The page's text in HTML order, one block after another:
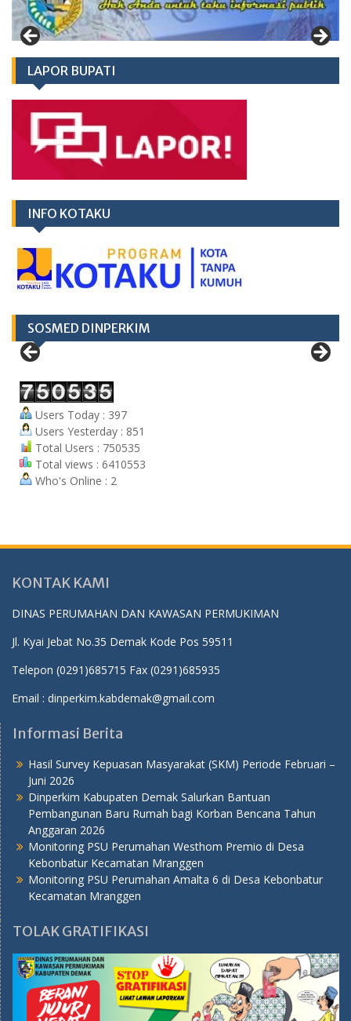
LAPOR BUPATI
INFO KOTAKU
SOSMED DINPERKIM
Users Today : 397
Users Yesterday : 851
Total Users : 750535
Total views : 6410553
Who's Online : 2
KONTAK KAMI
DINAS PERUMAHAN DAN KAWASAN PERMUKIMAN
Jl. Kyai Jebat No.35 Demak Kode Pos 59511
Telepon (0291)685715 Fax (0291)685935
Email : dinperkim.kabdemak@gmail.com
Informasi Berita
Hasil Survey Kepuasan Masyarakat (SKM) Periode Februari –
Juni 2026
Dinperkim Kabupaten Demak Salurkan Bantuan
Pembangunan Baru Rumah bagi Korban Bencana Tahun
Anggaran 2026
Monitoring PSU Perumahan Westhom Premio di Desa
Kebonbatur Kecamatan Mranggen
Monitoring PSU Perumahan Amalta 6 di Desa Kebonbatur
Kecamatan Mranggen
TOLAK GRATIFIKASI